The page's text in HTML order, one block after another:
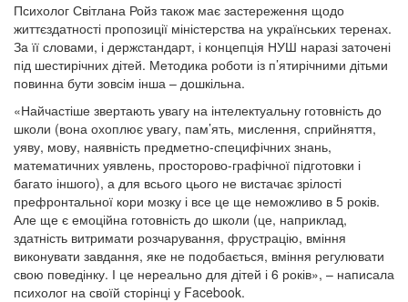
Психолог Світлана Ройз також має застереження щодо
життєздатності пропозиції міністерства на українських теренах.
За її словами, і держстандарт, і концепція НУШ наразі заточені
під шестирічних дітей. Методика роботи із п’ятирічними дітьми
повинна бути зовсім інша – дошкільна.
«Найчастіше звертають увагу на інтелектуальну готовність до
школи (вона охоплює увагу, пам’ять, мислення, сприйняття,
уяву, мову, наявність предметно-специфічних знань,
математичних уявлень, просторово-графічної підготовки і
багато іншого), а для всього цього не вистачає зрілості
префронтальної кори мозку і все це ще неможливо в 5 років.
Але ще є емоційна готовність до школи (це, наприклад,
здатність витримати розчарування, фрустрацію, вміння
виконувати завдання, яке не подобається, вміння регулювати
свою поведінку. І це нереально для дітей і 6 років», – написала
психолог на своїй сторінці у Facebook.